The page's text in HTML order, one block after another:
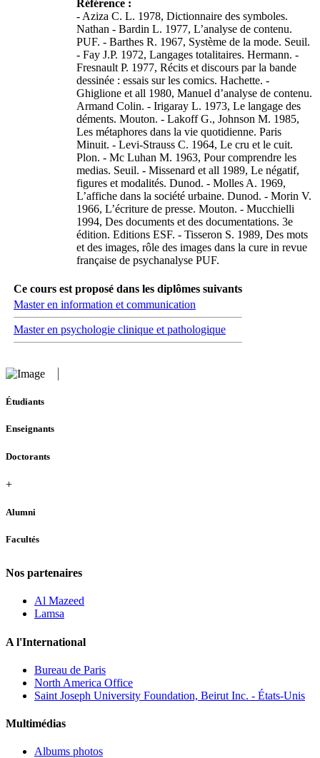
Référence :
- Aziza C. L. 1978, Dictionnaire des symboles.
Nathan - Bardin L. 1977, L’analyse de contenu.
PUF. - Barthes R. 1967, Système de la mode. Seuil.
- Fay J.P. 1972, Langages totalitaires. Hermann. -
Fresnault P. 1977, Récits et discours par la bande
dessinée : essais sur les comics. Hachette. -
Ghiglione et all 1980, Manuel d’analyse de contenu.
Armand Colin. - Irigaray L. 1973, Le langage des
déments. Mouton. - Lakoff G., Johnson M. 1985,
Les métaphores dans la vie quotidienne. Paris
Minuit. - Levi-Strauss C. 1964, Le cru et le cuit.
Plon. - Mc Luhan M. 1963, Pour comprendre les
medias. Seuil. - Missenard et all 1989, Le négatif,
figures et modalités. Dunod. - Molles A. 1969,
L’affiche dans la société urbaine. Dunod. - Morin V.
1966, L’écriture de presse. Mouton. - Mucchielli
1994, Des documents et des documentations. 3e
édition. Editions ESF. - Tisseron S. 1989, Des mots
et des images, rôle des images dans la cure in revue
française de psychanalyse PUF.
Ce cours est proposé dans les diplômes suivants
Master en information et communication
Master en psychologie clinique et pathologique
Étudiants
Enseignants
Doctorants
+
Alumni
Facultés
Nos partenaires
Al Mazeed
Lamsa
A l'International
Bureau de Paris
North America Office
Saint Joseph University Foundation, Beirut Inc. - États-Unis
Multimédias
Albums photos